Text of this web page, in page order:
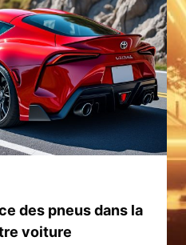
des pneus dans la
voiture